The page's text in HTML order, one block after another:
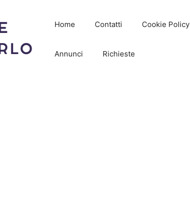
Home Contatti Cookie Policy
Annunci Richieste